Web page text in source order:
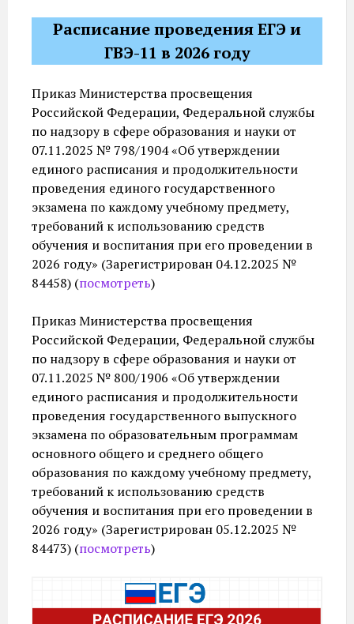
Расписание проведения ЕГЭ и
ГВЭ-11 в 2026 году
Приказ Министерства просвещения
Российской Федерации, Федеральной службы
по надзору в сфере образования и науки от
07.11.2025 № 798/1904 «Об утверждении
единого расписания и продолжительности
проведения единого государственного
экзамена по каждому учебному предмету,
требований к использованию средств
обучения и воспитания при его проведении в
2026 году» (Зарегистрирован 04.12.2025 №
84458) (посмотреть)
Приказ Министерства просвещения
Российской Федерации, Федеральной службы
по надзору в сфере образования и науки от
07.11.2025 № 800/1906 «Об утверждении
единого расписания и продолжительности
проведения государственного выпускного
экзамена по образовательным программам
основного общего и среднего общего
образования по каждому учебному предмету,
требований к использованию средств
обучения и воспитания при его проведении в
2026 году» (Зарегистрирован 05.12.2025 №
84473) (посмотреть)